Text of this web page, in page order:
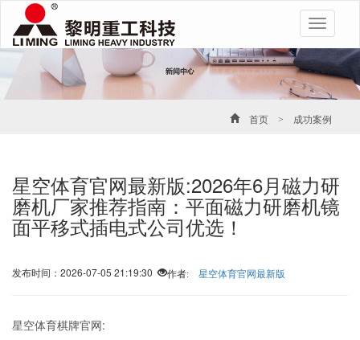
Toggle
首页 > 成功案例
星空体育官网最新版:2026年6月磁力研
磨机厂家推荐指南：平面磁力研磨机镜
面平移式插电式公司优选！
发布时间：2026-07-05 21:19:30 作者: 星空体育官网最新版
星空体育棋牌官网: